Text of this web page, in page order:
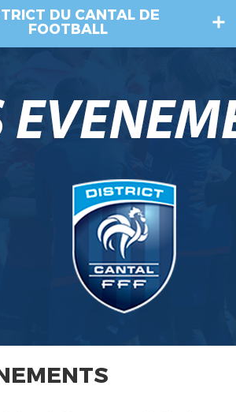
DU CANTAL DE
FOOTBALL